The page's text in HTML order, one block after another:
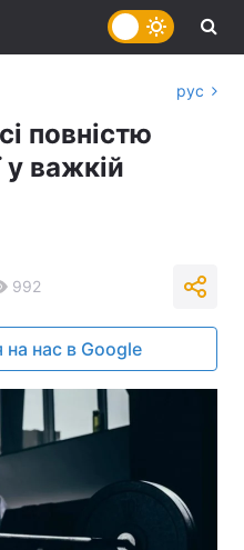
рус
повністю
у важкій
992
на нас в Google